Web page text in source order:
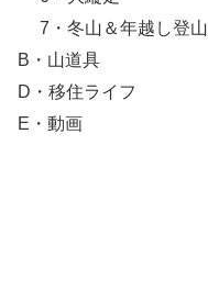
7・冬山＆年越し登山
B・山道具
D・移住ライフ
E・動画